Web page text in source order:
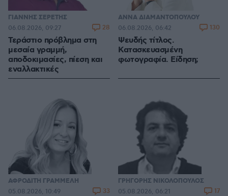
ΓΙΑΝΝΗΣ ΣΕΡΕΤΗΣ
Τεράστιο πρόβλημα στη
μεσαία γραμμή,
αποδοκιμασίες, πίεση και
εναλλακτικές
06.08.2026, 09:27 28
ΑΝΝΑ ΔΙΑΜΑΝΤΟΠΟΥΛΟΥ
Ψευδής τίτλος.
Κατασκευασμένη
φωτογραφία. Είδηση;
06.08.2026, 06:42 130
ΑΦΡΟΔΙΤΗ ΓΡΑΜΜΕΛΗ
05.08.2026, 10:49 33
ΓΡΗΓΟΡΗΣ ΝΙΚΟΛΟΠΟΥΛΟΣ
05.08.2026, 06:21 17